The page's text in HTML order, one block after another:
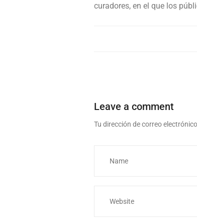
curadores, en el que los
Leave a comment
Tu dirección de correo